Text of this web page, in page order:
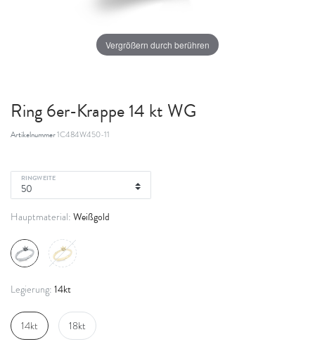
Vergrößern durch berühren
Ring 6er-Krappe 14 kt WG
Artikelnummer1C484W450-11
RINGWEITE
Hauptmaterial: Weißgold
Legierung: 14kt
14kt 18kt